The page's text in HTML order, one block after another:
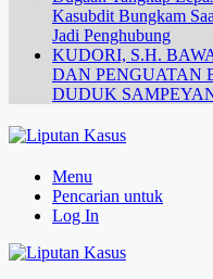
Kasubdit Bungkam
Jadi Penghubung
KUDORI, S.H.
DAN PENGUATAN
DUDUK
Menu
Pencarian untuk
Log In